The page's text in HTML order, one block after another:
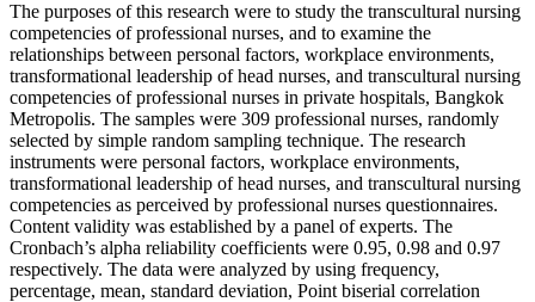
The purposes of this research were to study the transcultural nursing
competencies of professional nurses, and to examine the
relationships between personal factors, workplace environments,
transformational leadership of head nurses, and transcultural nursing
competencies of professional nurses in private hospitals, Bangkok
Metropolis. The samples were 309 professional nurses, randomly
selected by simple random sampling technique. The research
instruments were personal factors, workplace environments,
transformational leadership of head nurses, and transcultural nursing
competencies as perceived by professional nurses questionnaires.
Content validity was established by a panel of experts. The
Cronbach’s alpha reliability coefficients were 0.95, 0.98 and 0.97
respectively. The data were analyzed by using frequency,
percentage, mean, standard deviation, Point biserial correlation